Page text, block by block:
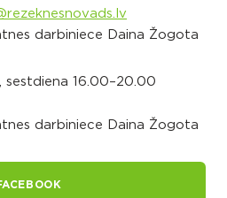
darbiniece Daina Žogota
sestdiena 16.00–20.00
darbiniece Daina Žogota